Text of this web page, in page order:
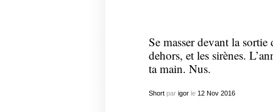
Se masser devant la
dehors, et les sirènes.
ta main. Nus.
Shortpar igorle 12 Nov 2016